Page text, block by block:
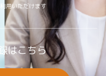
はこちら
用いただけます